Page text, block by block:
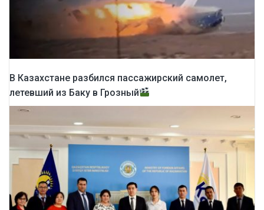
В Казахстане разбился пассажирский самолет,
летевший из Баку в Грозный